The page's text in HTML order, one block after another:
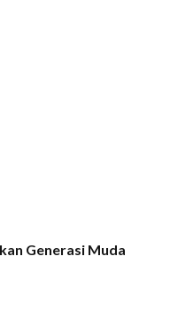
Generasi Muda